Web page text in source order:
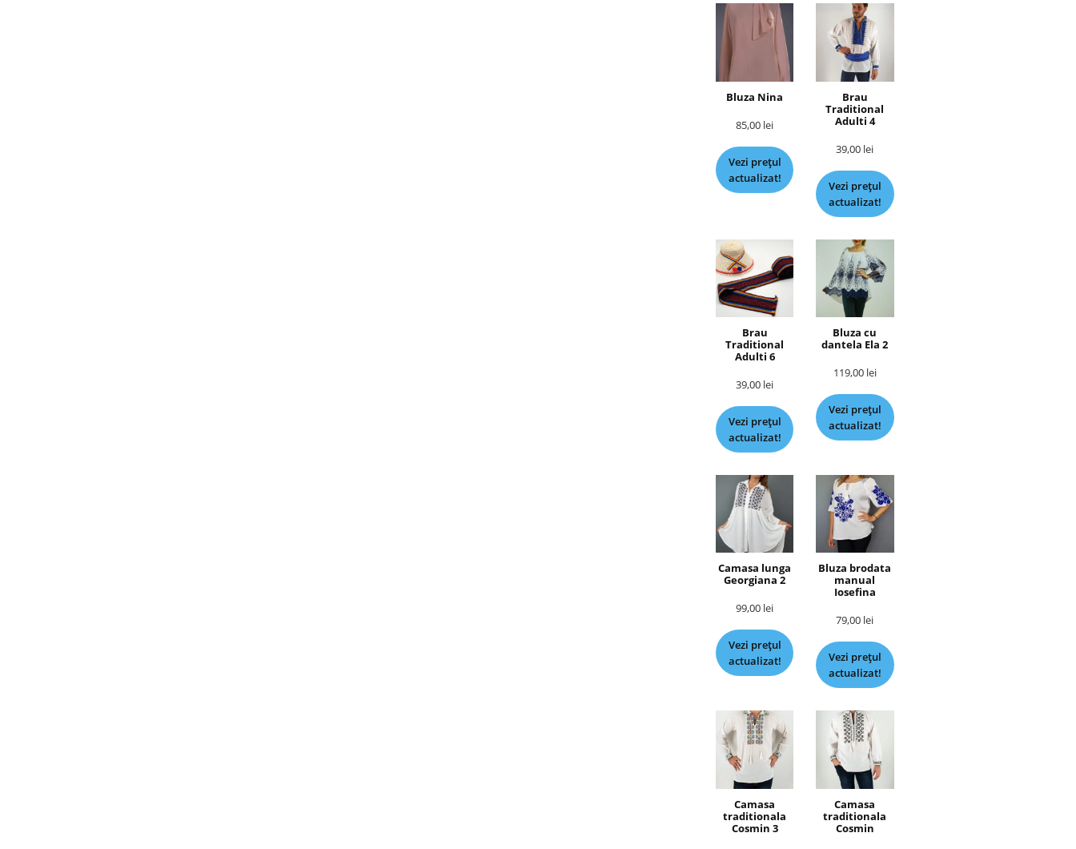
Bluza Nina
85,00 lei
Vezi prețul
actualizat!
Brau
Traditional
Adulti 4
39,00 lei
Vezi prețul
actualizat!
Brau
Traditional
Adulti 6
39,00 lei
Vezi prețul
actualizat!
Bluza cu
dantela Ela 2
119,00 lei
Vezi prețul
actualizat!
Camasa lunga
Georgiana 2
99,00 lei
Vezi prețul
actualizat!
Bluza brodata
manual
Iosefina
79,00 lei
Vezi prețul
actualizat!
Camasa
traditionala
Cosmin 3
Camasa
traditionala
Cosmin